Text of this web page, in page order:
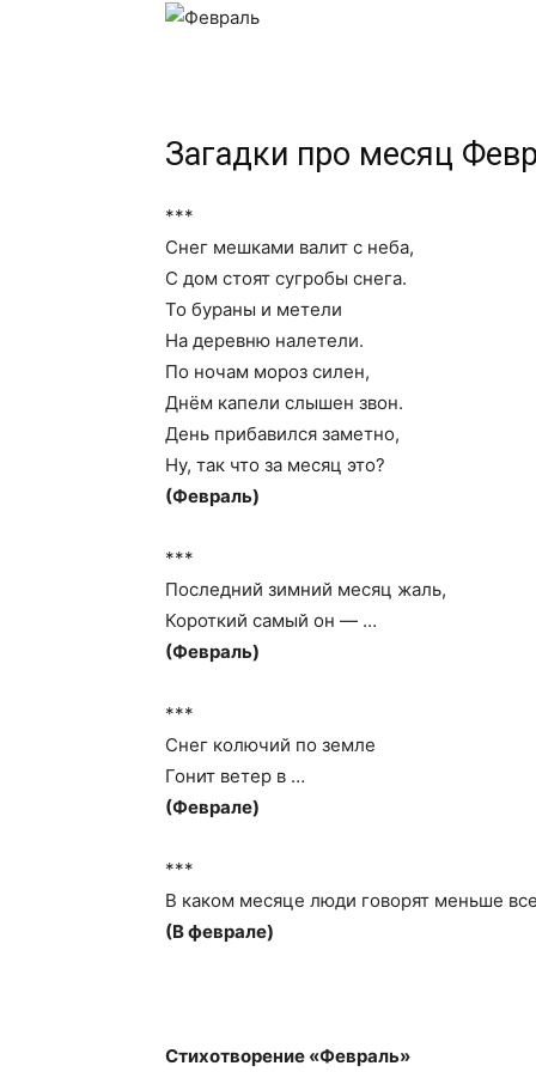
Загадки про месяц
***
Снег мешками валит с неба,
С дом стоят сугробы снега.
То бураны и метели
На деревню налетели.
По ночам мороз силен,
Днём капели слышен звон.
День прибавился заметно,
Ну, так что за месяц это?
(Февраль)
***
Последний зимний месяц жаль,
Короткий самый он — …
(Февраль)
***
Снег колючий по земле
Гонит ветер в …
(Феврале)
***
В каком месяце люди говорят меньше
(В феврале)
Стихотворение «Февраль»